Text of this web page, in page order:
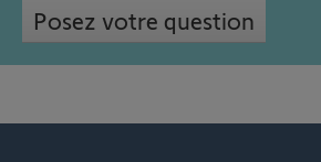
Posez votre question